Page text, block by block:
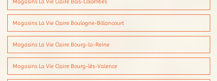
Magasins La Vie Claire Bois-Colombes
Magasins La Vie Claire Boulogne-Billancourt
Magasins La Vie Claire Bourg-la-Reine
Magasins La Vie Claire Bourg-lès-Valence